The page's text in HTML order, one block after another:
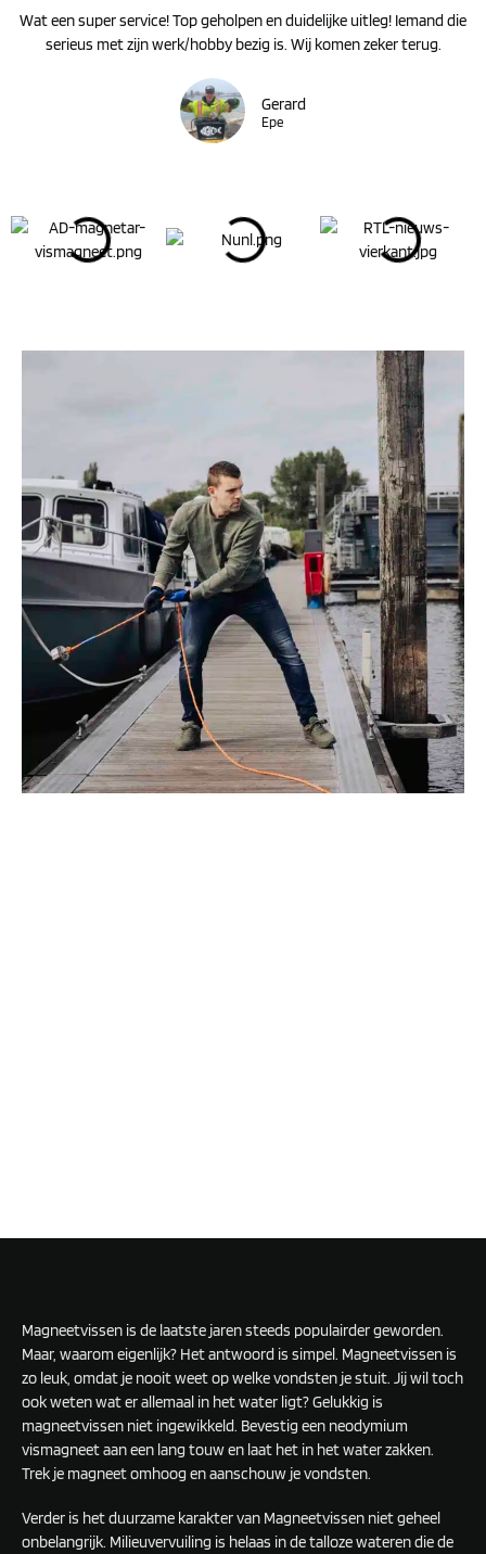
Wat een super service! Top geholpen en duidelijke uitleg! Iemand die
serieus met zijn werk/hobby bezig is. Wij komen zeker terug.
Gerard
Epe
Magneetvissen is de laatste jaren steeds populairder geworden.
Maar, waarom eigenlijk? Het antwoord is simpel. Magneetvissen is
zo leuk, omdat je nooit weet op welke vondsten je stuit. Jij wil toch
ook weten wat er allemaal in het water ligt? Gelukkig is
magneetvissen niet ingewikkeld. Bevestig een neodymium
vismagneet aan een lang touw en laat het in het water zakken.
Trek je magneet omhoog en aanschouw je vondsten.
Verder is het duurzame karakter van Magneetvissen niet geheel
onbelangrijk. Milieuvervuiling is helaas in de talloze wateren die de